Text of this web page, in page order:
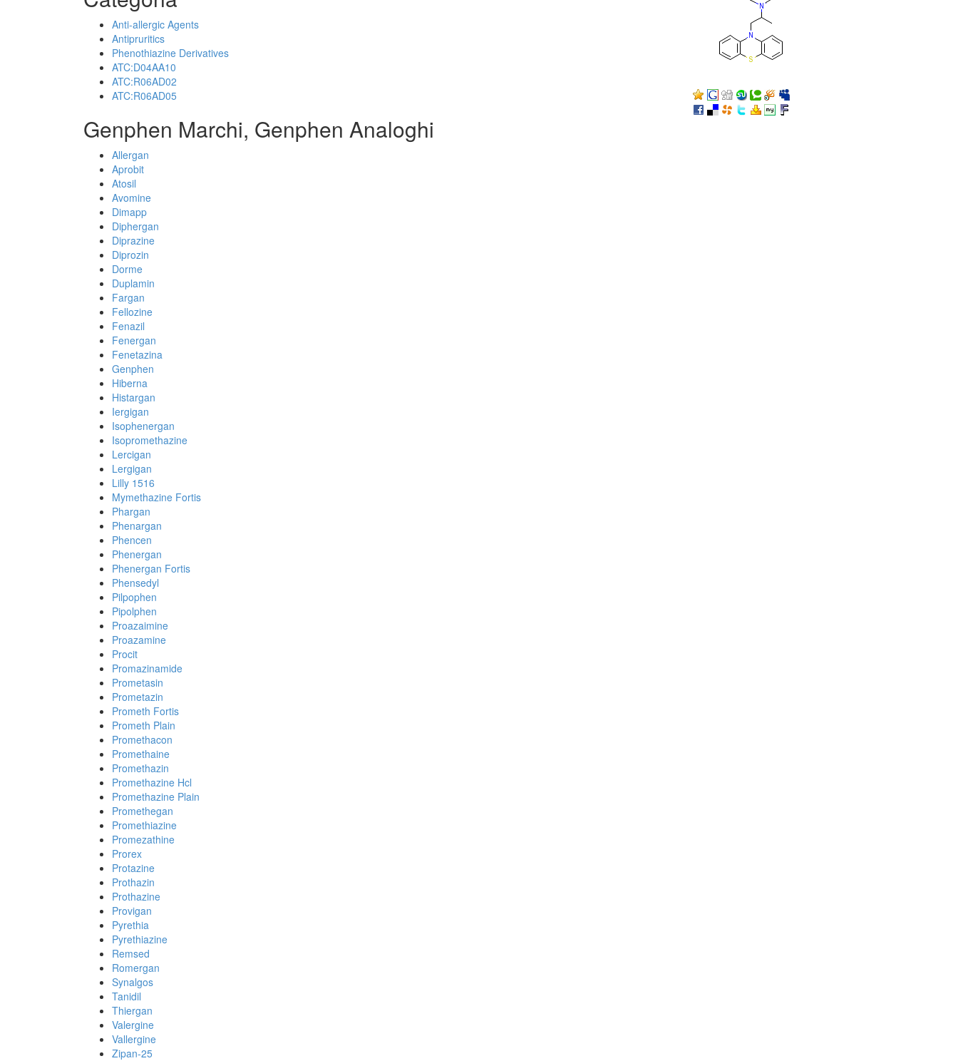
Anti-allergic Agents
Antipruritics
Phenothiazine Derivatives
ATC:D04AA10
ATC:R06AD02
ATC:R06AD05
Genphen Marchi, Genphen Analoghi
Allergan
Aprobit
Atosil
Avomine
Dimapp
Diphergan
Diprazine
Diprozin
Dorme
Duplamin
Fargan
Fellozine
Fenazil
Fenergan
Fenetazina
Genphen
Hiberna
Histargan
Iergigan
Isophenergan
Isopromethazine
Lercigan
Lergigan
Lilly 1516
Mymethazine Fortis
Phargan
Phenargan
Phencen
Phenergan
Phenergan Fortis
Phensedyl
Pilpophen
Pipolphen
Proazaimine
Proazamine
Procit
Promazinamide
Prometasin
Prometazin
Prometh Fortis
Prometh Plain
Promethacon
Promethaine
Promethazin
Promethazine Hcl
Promethazine Plain
Promethegan
Promethiazine
Promezathine
Prorex
Protazine
Prothazin
Prothazine
Provigan
Pyrethia
Pyrethiazine
Remsed
Romergan
Synalgos
Tanidil
Thiergan
Valergine
Vallergine
Zipan-25